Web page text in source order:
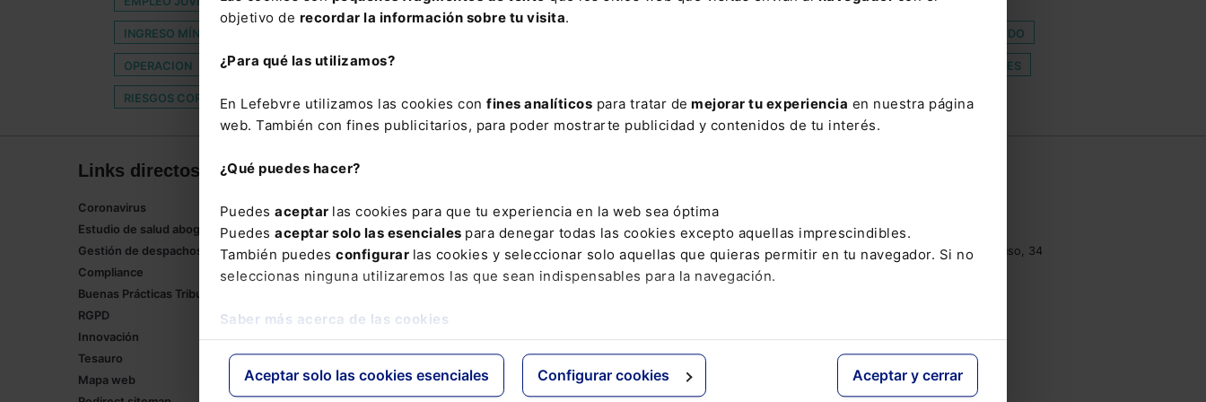
objetivo de recordar la información sobre tu visita.
¿Para qué las utilizamos?
En Lefebvre utilizamos las cookies con fines analíticos para tratar de mejorar tu experiencia en nuestra página
web. También con fines publicitarios, para poder mostrarte publicidad y contenidos de tu interés.
¿Qué puedes hacer?
Puedes aceptar las cookies para que tu experiencia en la web sea óptima
Puedes aceptar solo las esenciales para denegar todas las cookies excepto aquellas imprescindibles.
También puedes configurar las cookies y seleccionar solo aquellas que quieras permitir en tu navegador. Si no
seleccionas ninguna utilizaremos las que sean indispensables para la navegación.
Saber más acerca de las cookies
Aceptar solo las cookies esenciales Configurar cookies Aceptar y cerrar
INGRESO MÍNIMO VITAL (IMV) OFENDIDO
OPERACION PAREJA DE HECHO PARTO DE RIESGO REFINANCIACIONES
RIESGOS CORPORATIVOS SSTC STOP WORLD FINTECH REPORT 2021 XII CUMBRE DE MUJERES JURISTAS
Links directos
Coronavirus
Estudio de salud abogacía
Gestión de despachos
Compliance
Buenas Prácticas Tributarias
RGPD
Innovación
Tesauro
Mapa web
Corporativo
Lefebvre
Tienda online
Formación
Empleos
Espacioasesoria.com
Espaciopymes.com
Blog de Actualidad
clientes@lefebvre.es
Monasterios de Suso y Yuso, 34